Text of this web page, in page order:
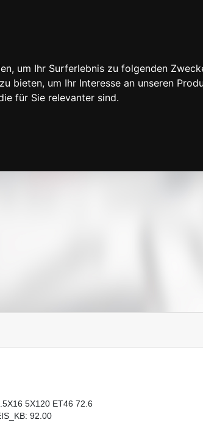
um Ihr Surferlebnis zu folgenden
bieten, um Ihr Interesse an unseren
für Sie relevanter sind.
5X120 ET46 72.6
92.00